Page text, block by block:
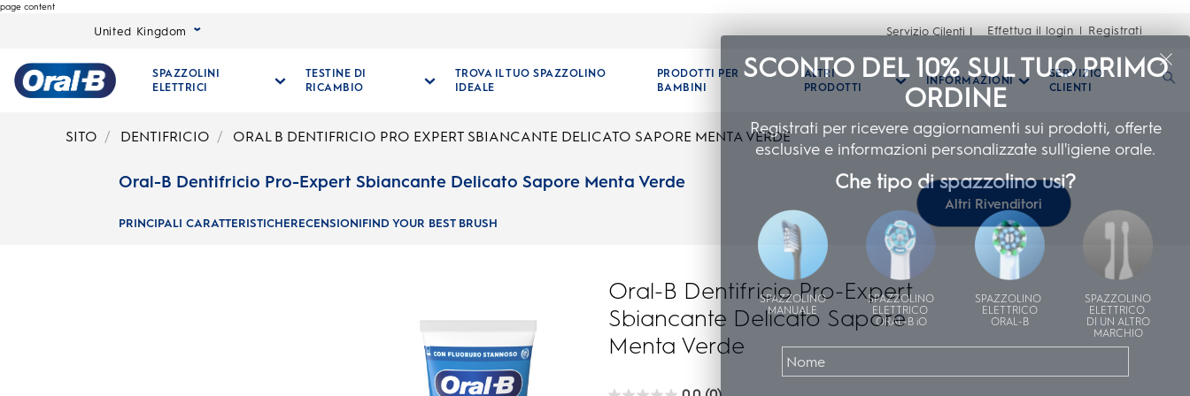
page content
United Kingdom Servizio Cilenti Effettua il login Registrati
SPAZZOLINI
ELETTRICI
TESTINE DI
RICAMBIO
TROVA IL TUO SPAZZOLINO
IDEALE
PRODOTTI PER
BAMBINI
ALTRI
PRODOTTI
INFORMAZIONI
SERVIZIO
CLIENTI
SITO DENTIFRICIO ORAL B DENTIFRICIO PRO EXPERT SBIANCANTE DELICATO SAPORE MENTA VERDE
Oral-B Dentifricio Pro-Expert Sbiancante Delicato Sapore Menta Verde
PRINCIPALI CARATTERISTICHERECENSIONIFIND YOUR BEST BRUSH
Altri Rivenditori
Oral-B Dentifricio Pro-Expert
Sbiancante Delicato Sapore
Menta Verde
SCONTO DEL 10% SUL TUO PRIMO
ORDINE
Registrati per ricevere aggiornamenti sui prodotti, offerte
esclusive e informazioni personalizzate sull'igiene orale.
Che tipo di spazzolino usi?
SPAZZOLINO
MANUALE
SPAZZOLINO
ELETTRICO
ORAL-B iO
SPAZZOLINO
ELETTRICO
ORAL-B
SPAZZOLINO
ELETTRICO
DI UN ALTRO
MARCHIO